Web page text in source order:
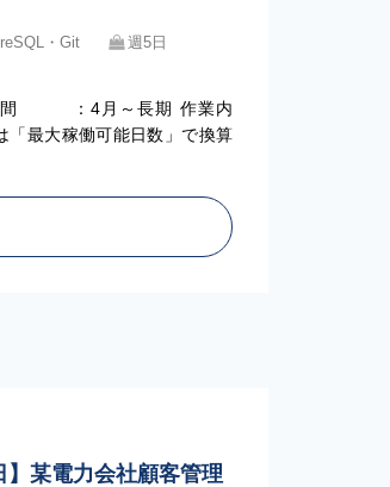
・Git
週5日
：4月～長期 作業内
最大稼働可能日数」で換算
某電力会社顧客管理